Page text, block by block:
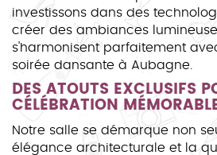
investissons dans des
créer des ambiances
s'harmonisent parfaitement
soirée dansante à Aubagne.
DES ATOUTS EXCLUSIFS
CÉLÉBRATION
Notre salle se démarque non
élégance architecturale et la